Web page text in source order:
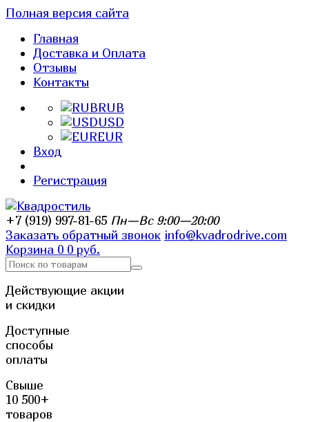
Полная версия сайта
Главная
Доставка и Оплата
Отзывы
Контакты
RUB
USD
EUR
Вход
Регистрация
+7 (919) 997-81-65 Пн—Вс 9:00—20:00
Заказать обратный звонок info@kvadrodrive.com
Корзина 0 0 руб.
Действующие акции
и скидки
Доступные
способы
оплаты
Свыше
10 500+
товаров